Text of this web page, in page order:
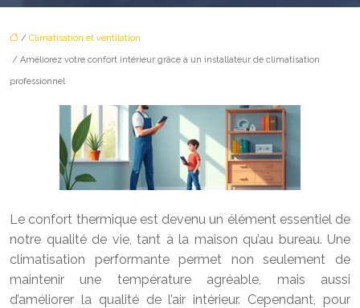
/ Climatisation et ventilation
/ Améliorez votre confort intérieur grâce à un installateur de climatisation
professionnel
Le confort thermique est devenu un élément essentiel de
notre qualité de vie, tant à la maison qu’au bureau. Une
climatisation performante permet non seulement de
maintenir une température agréable, mais aussi
d’améliorer la qualité de l’air intérieur. Cependant, pour